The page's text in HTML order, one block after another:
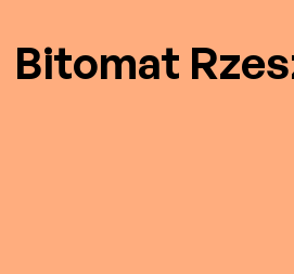
Bitomat